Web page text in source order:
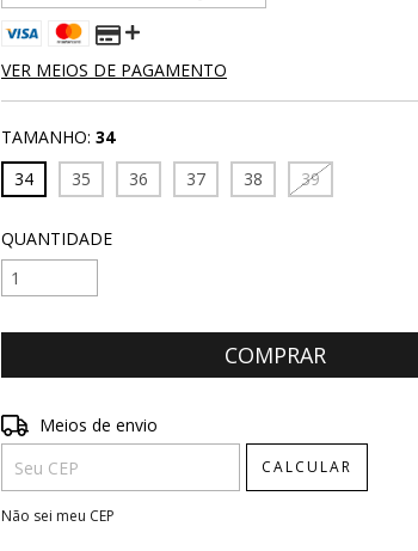
VER MEIOS DE PAGAMENTO
TAMANHO: 34
34
35 36 37 38 39
QUANTIDADE
Entregas para o CEP:
Meios de envio
CALCULAR
Não sei meu CEP